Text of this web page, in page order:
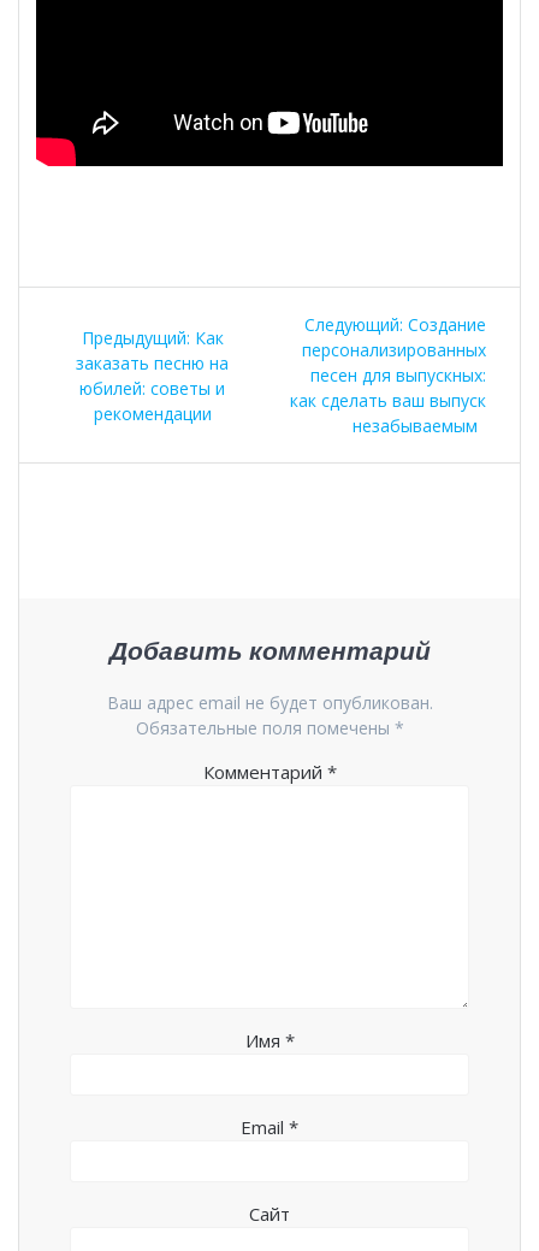
записям
Предыдущий: Предыдущая
запись:
Как
заказать песню на
юбилей: советы и
рекомендации
Следующий: Следующая
запись:
Создание
персонализированных
песен для выпускных:
как сделать ваш выпуск
незабываемым
Добавить комментарий
Ваш адрес email не будет опубликован.
Обязательные поля помечены *
Комментарий *
Имя *
Email *
Сайт